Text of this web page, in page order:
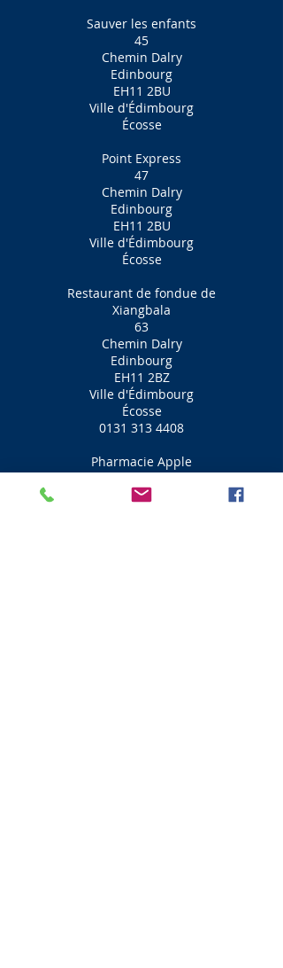
Sauver les enfants
45
Chemin Dalry
Edinbourg
EH11 2BU
Ville d'Édimbourg
Écosse
Point Express
47
Chemin Dalry
Edinbourg
EH11 2BU
Ville d'Édimbourg
Écosse
Restaurant de fondue de
Xiangbala
63
Chemin Dalry
Edinbourg
EH11 2BZ
Ville d'Édimbourg
Écosse
0131 313 4408
Pharmacie Apple
65
Chemin Dalry